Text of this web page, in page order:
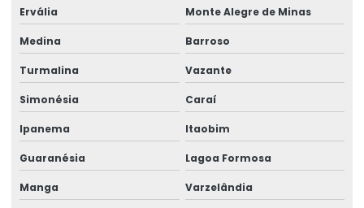
Ervália Monte Alegre de Minas
Medina Barroso
Turmalina Vazante
Simonésia Caraí
Ipanema Itaobim
Guaranésia Lagoa Formosa
Manga Varzelândia